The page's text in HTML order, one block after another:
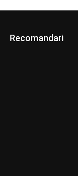
Recomandari